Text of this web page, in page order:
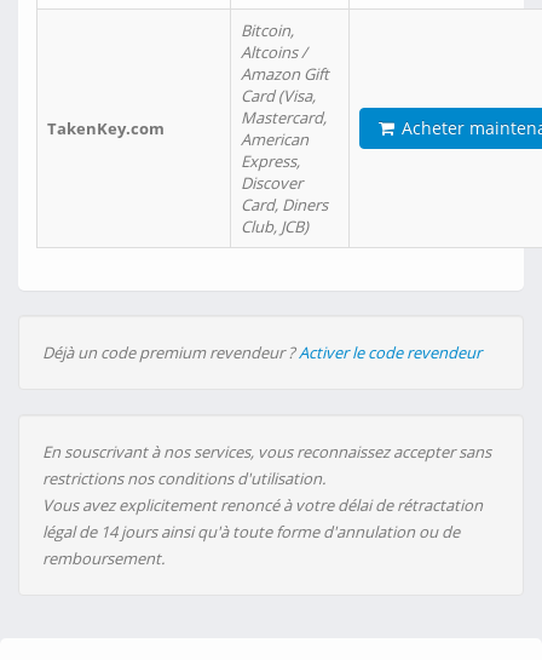
TakenKey.com
Bitcoin,
Altcoins /
Amazon Gift
Card (Visa,
Mastercard,
American
Express,
Discover
Card, Diners
Club, JCB)
Acheter
Déjà un code premium revendeur ?Activer le code revendeur
En souscrivant à nos services, vous reconnaissez accepter sans
restrictions nos conditions d'utilisation.
Vous avez explicitement renoncé à votre délai de rétractation
légal de 14 jours ainsi qu'à toute forme d'annulation ou de
remboursement.